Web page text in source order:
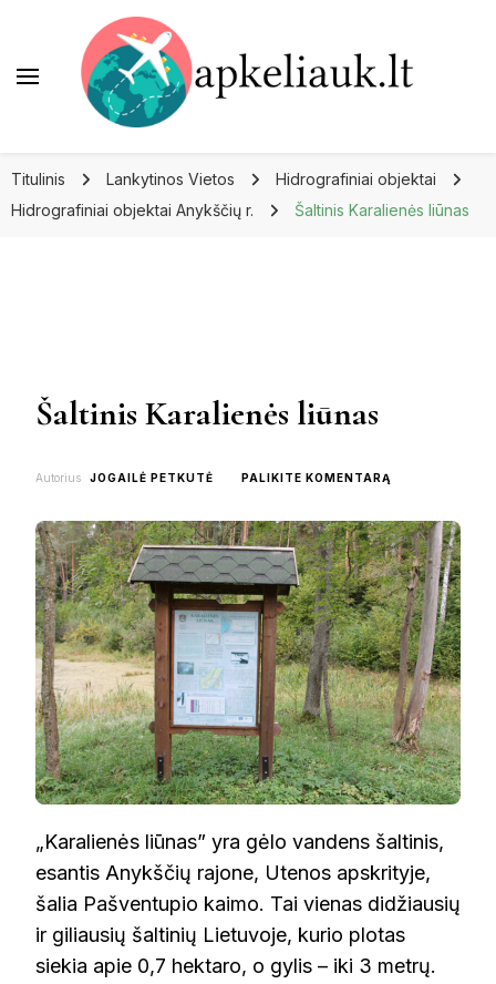
Titulinis Lankytinos Vietos
Hidrografiniai objektai
Hidrografiniai objektai Anykščių r.
Šaltinis Karalienės liūnas
Šaltinis Karalienės liūnas
Autorius JOGAILĖ PETKUTĖ PALIKITE KOMENTARĄ
LIŪNAS
„Karalienės liūnas” yra gėlo vandens šaltinis,
esantis Anykščių rajone, Utenos apskrityje,
šalia Pašventupio kaimo. Tai vienas didžiausių
ir giliausių šaltinių Lietuvoje, kurio plotas
siekia apie 0,7 hektaro, o gylis – iki 3 metrų.